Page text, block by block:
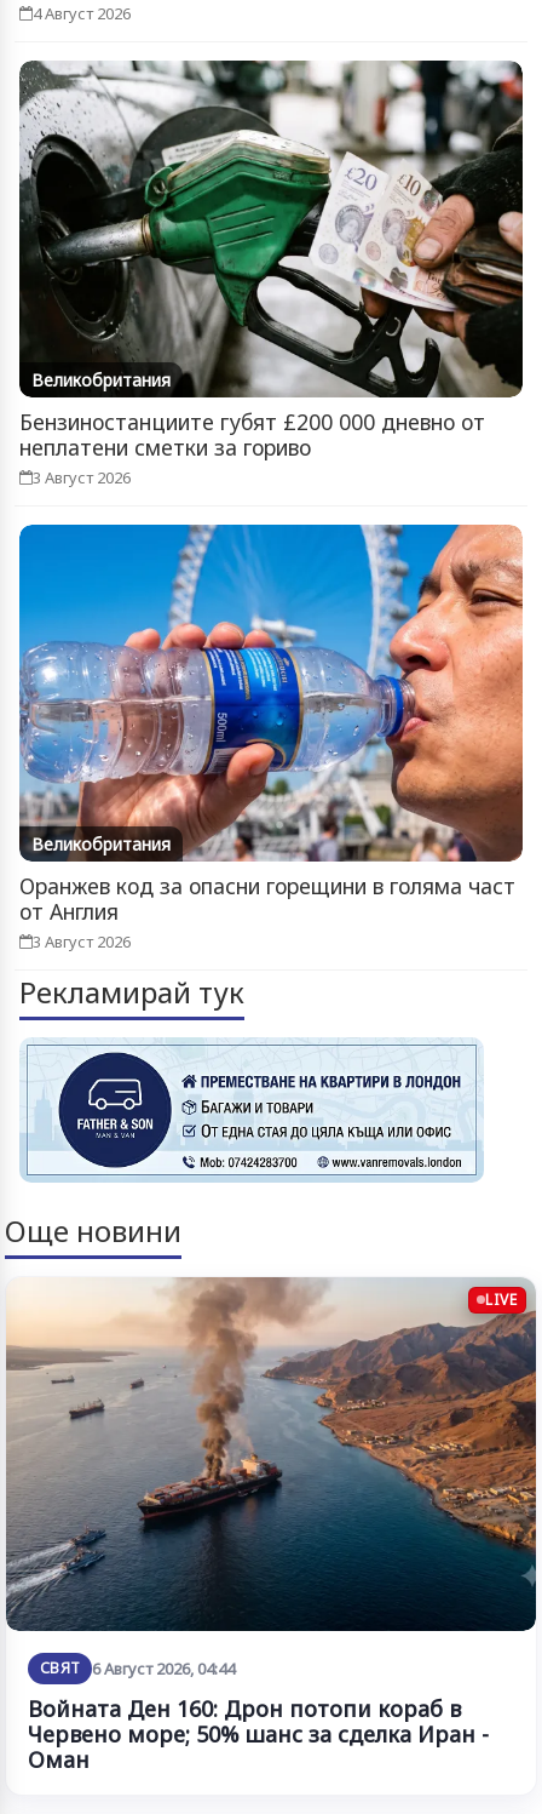
4 Август 2026
Великобритания
Бензиностанциите губят £200 000 дневно от
неплатени сметки за гориво
3 Август 2026
Великобритания
Оранжев код за опасни горещини в голяма част
от Англия
3 Август 2026
Рекламирай тук
Още новини
LIVE
СВЯТ 6 Август 2026, 04:44
Войната Ден 160: Дрон потопи кораб в
Червено море; 50% шанс за сделка Иран -
Оман